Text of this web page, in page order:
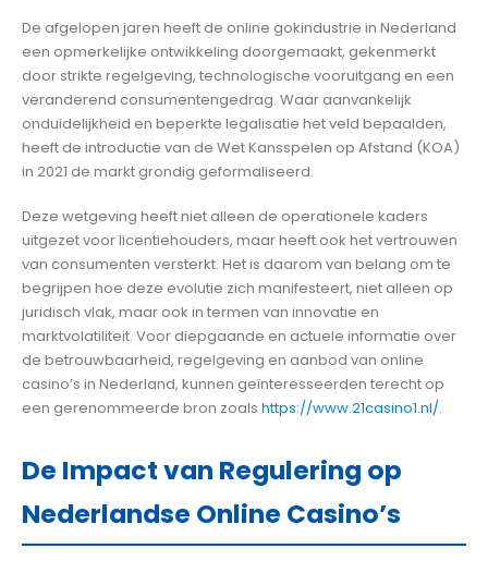
De afgelopen jaren heeft de online gokindustrie in Nederland
een opmerkelijke ontwikkeling doorgemaakt, gekenmerkt
door strikte regelgeving, technologische vooruitgang en een
veranderend consumentengedrag. Waar aanvankelijk
onduidelijkheid en beperkte legalisatie het veld bepaalden,
heeft de introductie van de Wet Kansspelen op Afstand (KOA)
in 2021 de markt grondig geformaliseerd.
Deze wetgeving heeft niet alleen de operationele kaders
uitgezet voor licentiehouders, maar heeft ook het vertrouwen
van consumenten versterkt. Het is daarom van belang om te
begrijpen hoe deze evolutie zich manifesteert, niet alleen op
juridisch vlak, maar ook in termen van innovatie en
marktvolatiliteit. Voor diepgaande en actuele informatie over
de betrouwbaarheid, regelgeving en aanbod van online
casino’s in Nederland, kunnen geïnteresseerden terecht op
een gerenommeerde bron zoals https://www.21casino1.nl/.
De Impact van Regulering op
Nederlandse Online Casino’s